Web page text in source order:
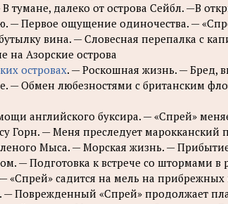
тумане, далеко от острова Сейбл. —В
— Первое ощущение одиночества. —
вина. — Словесная перепалка с
на Азорские острова
островах. — Роскошная жизнь. — Бред,
— Обмен любезностями с британским
английского буксира. — «Спрей»
Горн. — Меня преследует марокканский
Мыса. — Морская жизнь. —
— Подготовка к встрече со штормами в
садится на мель на прибрежных
Поврежденный «Спрей» продолжает